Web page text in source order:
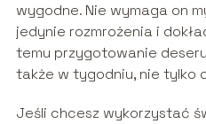
wygodne. Nie wymaga on
jedynie rozmrożenia i
temu przygotowanie
także w tygodniu, nie tylko
Jeśli chcesz wykorzystać